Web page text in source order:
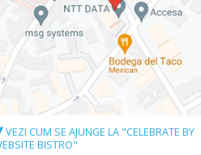
VEZI CUM SE AJUNGE LA "CELEBRATE BY
BISTRO"